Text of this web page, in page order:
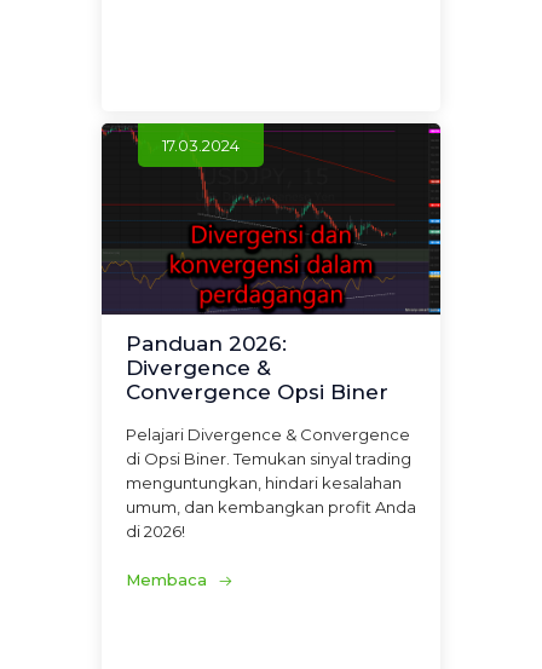
17.03.2024
Panduan 2026:
Divergence &
Convergence Opsi Biner
Pelajari Divergence & Convergence
di Opsi Biner. Temukan sinyal trading
menguntungkan, hindari kesalahan
umum, dan kembangkan profit Anda
di 2026!
Membaca